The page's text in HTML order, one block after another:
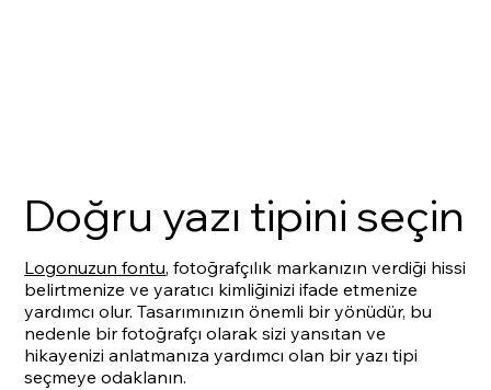
Doğru yazı tipini seçin
Logonuzun fontu, fotoğrafçılık markanızın verdiği hissi
belirtmenize ve yaratıcı kimliğinizi ifade etmenize
yardımcı olur. Tasarımınızın önemli bir yönüdür, bu
nedenle bir fotoğrafçı olarak sizi yansıtan ve
hikayenizi anlatmanıza yardımcı olan bir yazı tipi
seçmeye odaklanın.